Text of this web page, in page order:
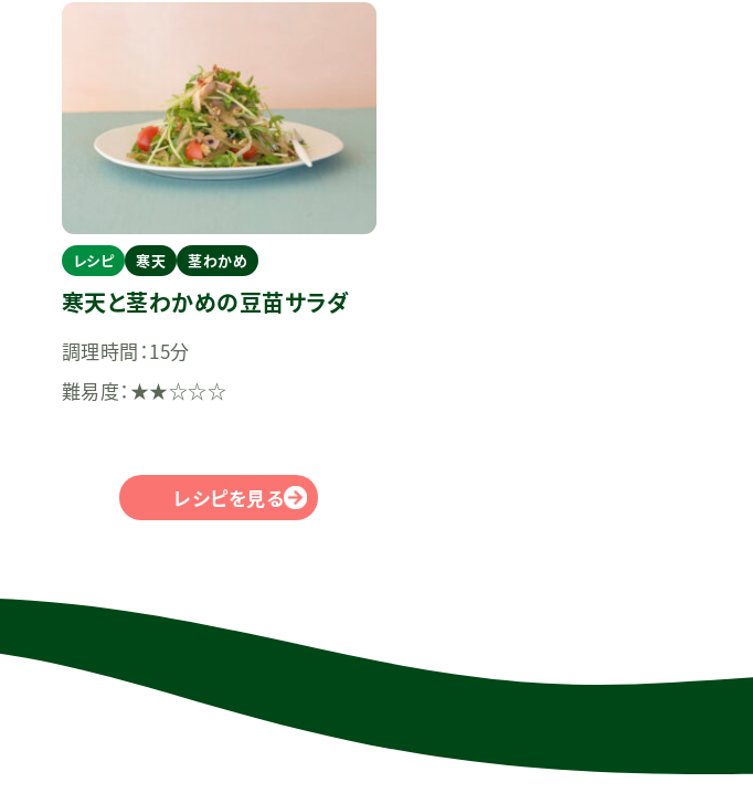
レシピ 寒天 茎わかめ
寒天と茎わかめの豆苗サラダ
調理時間：15分
難易度：★★☆☆☆
レシピを見る